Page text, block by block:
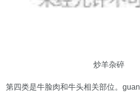
炒羊杂碎
第四类是牛脸肉和牛头相关部位。